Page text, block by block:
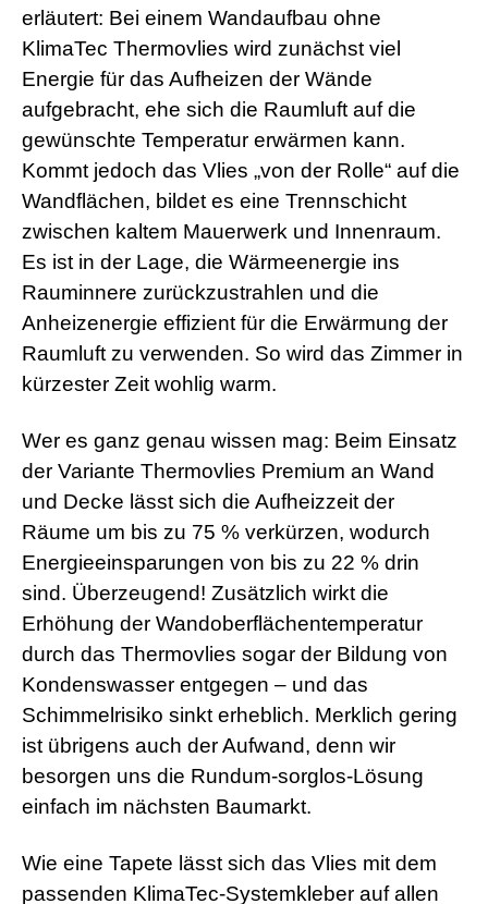
erläutert: Bei einem Wandaufbau ohne
KlimaTec Thermovlies wird zunächst viel
Energie für das Aufheizen der Wände
aufgebracht, ehe sich die Raumluft auf die
gewünschte Temperatur erwärmen kann.
Kommt jedoch das Vlies „von der Rolle“ auf die
Wandflächen, bildet es eine Trennschicht
zwischen kaltem Mauerwerk und Innenraum.
Es ist in der Lage, die Wärmeenergie ins
Rauminnere zurückzustrahlen und die
Anheizenergie effizient für die Erwärmung der
Raumluft zu verwenden. So wird das Zimmer in
kürzester Zeit wohlig warm.
Wer es ganz genau wissen mag: Beim Einsatz
der Variante Thermovlies Premium an Wand
und Decke lässt sich die Aufheizzeit der
Räume um bis zu 75 % verkürzen, wodurch
Energieeinsparungen von bis zu 22 % drin
sind. Überzeugend! Zusätzlich wirkt die
Erhöhung der Wandoberflächentemperatur
durch das Thermovlies sogar der Bildung von
Kondenswasser entgegen – und das
Schimmelrisiko sinkt erheblich. Merklich gering
ist übrigens auch der Aufwand, denn wir
besorgen uns die Rundum-sorglos-Lösung
einfach im nächsten Baumarkt.
Wie eine Tapete lässt sich das Vlies mit dem
passenden KlimaTec-Systemkleber auf allen